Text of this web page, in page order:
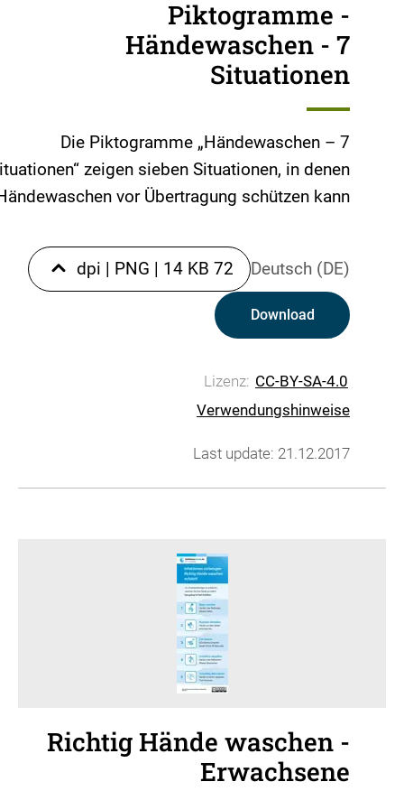
Piktogramme -
Händewaschen - 7
Situationen
Die Piktogramme „Händewaschen – 7
zeigen sieben Situationen, in denen
vor Übertragung schützen kann.
Deutsch (DE)
72 dpi
| PNG | 14 KB
Download
Lizenz: CC-BY-SA-4.0
Verwendungshinweise
Last update: 21.12.2017
Richtig Hände waschen -
Erwachsene